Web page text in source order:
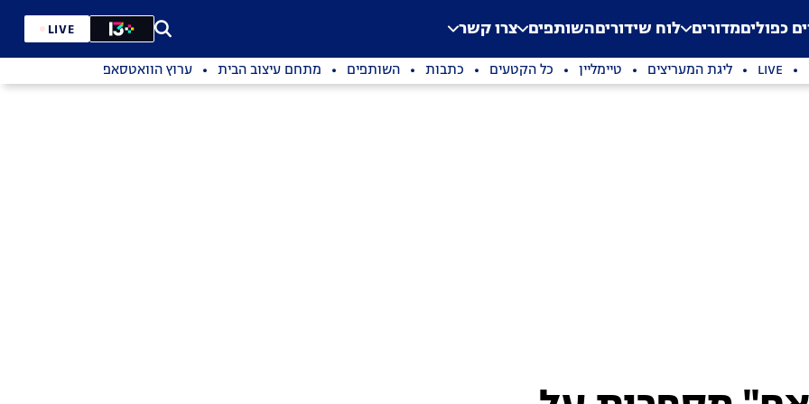
Application error: a
. כפוליםמדורים לוח שידוריםהשותפים צרו קשר LIVE
LIVE ליגת המעריצים טיימליין כל הקטעים כתבות השותפים מתחם עיצוב הבית ערוץ הוואטסאפ